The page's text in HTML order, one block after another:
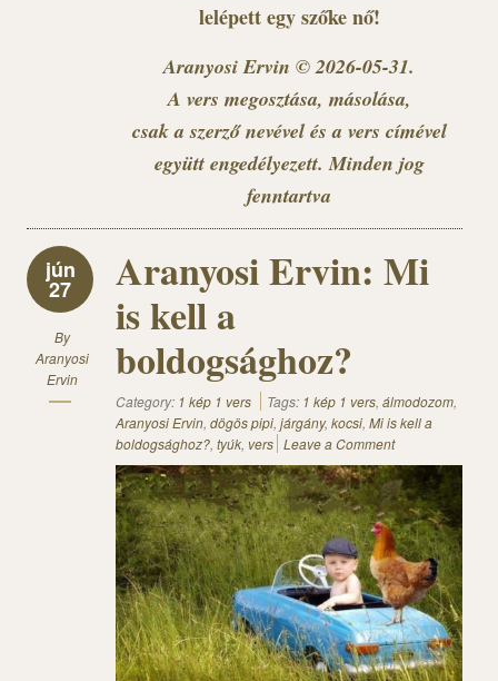
lelépett egy szőke nő!
Aranyosi Ervin © 2026-05-31.
A vers megosztása, másolása,
csak a szerző nevével és a vers címével
együtt engedélyezett. Minden jog
fenntartva
jún
27
By
Aranyosi
Ervin
Aranyosi Ervin: Mi
is kell a
boldogsághoz?
Category: 1 kép 1 vers Tags: 1 kép 1 vers, álmodozom,
Aranyosi Ervin, dögös pipi, járgány, kocsi, Mi is kell a
boldogsághoz?, tyúk, vers Leave a Comment